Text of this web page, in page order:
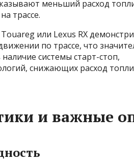
меньший расход
трассе.
или Lexus RX
по трассе, что
системы старт-стоп,
снижающих расход
и важные